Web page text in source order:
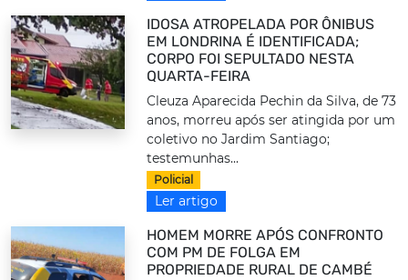
IDOSA ATROPELADA POR ÔNIBUS
EM LONDRINA É IDENTIFICADA;
CORPO FOI SEPULTADO NESTA
QUARTA-FEIRA
Cleuza Aparecida Pechin da Silva, de 73
anos, morreu após ser atingida por um
coletivo no Jardim Santiago;
testemunhas...
Policial
Ler artigo
HOMEM MORRE APÓS CONFRONTO
COM PM DE FOLGA EM
PROPRIEDADE RURAL DE CAMBÉ